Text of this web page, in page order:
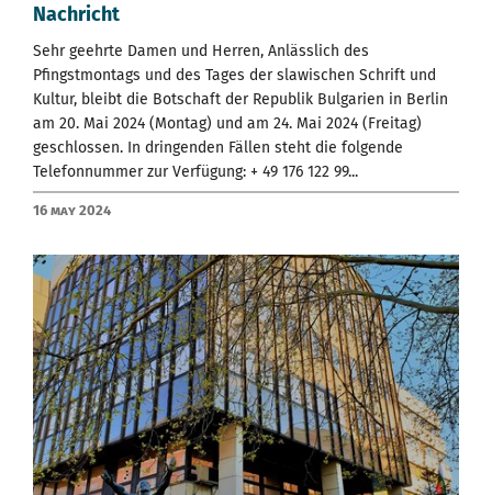
Nachricht
Sehr geehrte Damen und Herren, Anlässlich des
Pfingstmontags und des Tages der slawischen Schrift und
Kultur, bleibt die Botschaft der Republik Bulgarien in Berlin
am 20. Mai 2024 (Montag) und am 24. Mai 2024 (Freitag)
geschlossen. In dringenden Fällen steht die folgende
Telefonnummer zur Verfügung: + 49 176 122 99...
16 May 2024